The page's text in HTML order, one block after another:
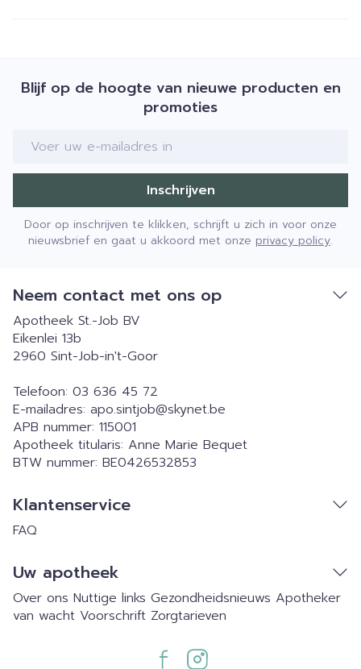
Blijf op de hoogte van nieuwe producten en
promoties
E-mail adres
Inschrijven
Door op inschrijven te klikken, schrijft u zich in voor onze
nieuwsbrief en gaat u akkoord met onze privacy policy.
Neem contact met ons op
Apotheek St.-Job BV
Eikenlei 13b
2960 Sint-Job-in't-Goor
Telefoon: 03 636 45 72
E-mailadres: apo.sintjob@skynet.be
APB nummer: 115001
Apotheek titularis: Anne Marie Bequet
BTW nummer: BE0426532853
Klantenservice
FAQ
Uw apotheek
Over ons Nuttige links Gezondheidsnieuws Apotheker
van wacht Voorschrift Zorgtarieven